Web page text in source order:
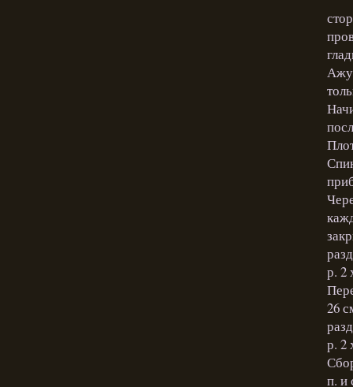
р. 2
26
р. 2
п. и